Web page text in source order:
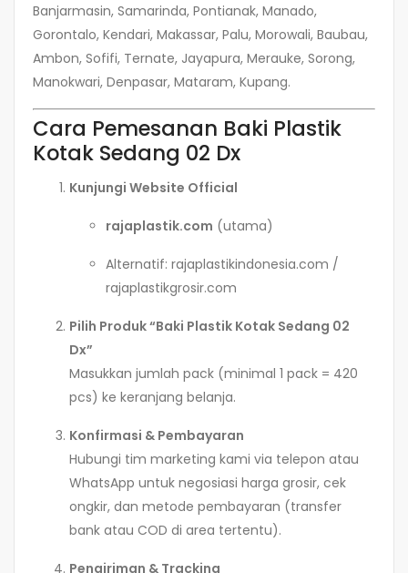
Banjarmasin, Samarinda, Pontianak, Manado,
Gorontalo, Kendari, Makassar, Palu, Morowali, Baubau,
Ambon, Sofifi, Ternate, Jayapura, Merauke, Sorong,
Manokwari, Denpasar, Mataram, Kupang.
Cara Pemesanan Baki Plastik
Kotak Sedang 02 Dx
Kunjungi Website Official
rajaplastik.com (utama)
Alternatif: rajaplastikindonesia.com /
rajaplastikgrosir.com
Pilih Produk “Baki Plastik Kotak Sedang 02
Dx”
Masukkan jumlah pack (minimal 1 pack = 420
pcs) ke keranjang belanja.
Konfirmasi & Pembayaran
Hubungi tim marketing kami via telepon atau
WhatsApp untuk negosiasi harga grosir, cek
ongkir, dan metode pembayaran (transfer
bank atau COD di area tertentu).
Pengiriman & Tracking